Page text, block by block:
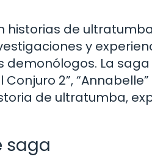
historias de
y
demonólogos. La saga
2”, “Annabelle”
de ultratumba,
saga